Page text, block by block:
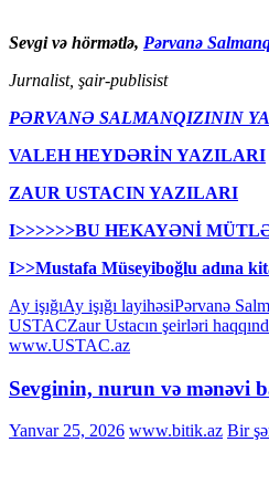
Sevgi və hörmətlə, Pərvanə
Jurnalist, şair-publisist
PƏRVANƏ SALMANQIZININ
VALEH HEYDƏRİN YAZILARI
ZAUR USTACIN YAZILARI
I>>>>>>BU HEKAYƏNİ
I>>Mustafa Müseyiboğlu adına
Ay işığıAy işığı layihəsiPərvanə
USTACZaur Ustacın şeirləri
www.USTAC.az
Sevginin, nurun və mənəvi
Yanvar 25, 2026 www.bitik.az Bir